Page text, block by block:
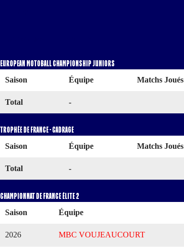
European Motoball Championship Juniors
Saison Équipe Matchs Joués
Total -
Trophée de France - Cadrage
Saison Équipe Matchs Joués
Total -
Championnat de France Élite 2
Saison Équipe
2026 MBC VOUJEAUCOURT